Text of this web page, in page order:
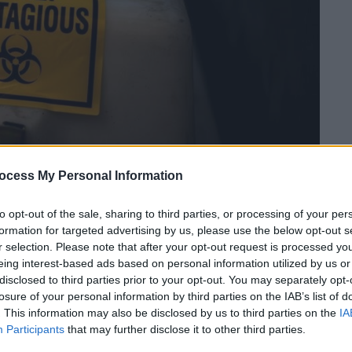
My Personal Information
opt-out of the sale, sharing to third parties, or processing of your
for targeted advertising by us, please use the below opt-out
selection. Please note that after your opt-out request is processed
interest-based ads based on personal information utilized by us
to third parties prior to your opt-out. You may separately
of your personal information by third parties on the IAB’s list of
This information may also be disclosed by us to third parties on the
Participants that may further disclose it to other third parties.
το ΕΘΝΟΣ στη Google
Οργανισμού Υγείας που
για να αξιολογήσει το νέο,
που εντοπίστηκε στηΝότια
«παραλλαγή ανησυχίας». Στηνπαραλλαγή
από το γράμμα του ελληνικού